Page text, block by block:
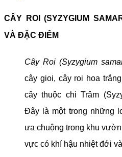
CÂY ROI (SYZYGIUM
VÀ ĐẶC ĐIỂM
Cây Roi (Syzygium
cây gioi, cây roi hoa
cây thuộc chi Trâm
Đây là một trong những
ưa chuộng trong khu
vực có khí hậu nhiệt đới